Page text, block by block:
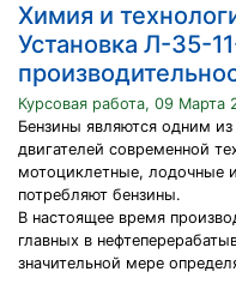
Химия и
Установка Л-35-
Курсовая работа, 09 Марта
Бензины являются одним
двигателей современной
мотоциклетные, лодочные
потребляют бензины.
В настоящее время
главных в
значительной мере